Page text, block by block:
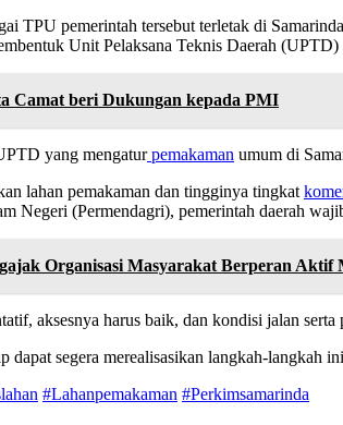
TPU pemerintah tersebut terletak di
Unit Pelaksana Teknis Daerah
Camat beri Dukungan kepada PMI
yang mengaturpemakaman umum di
lahan pemakaman dan tingginya tingkat
Negeri (Permendagri), pemerintah daerah
Organisasi Masyarakat Berperan Aktif
aksesnya harus baik, dan kondisi jalan
dapat segera merealisasikan langkah-
#Lahanpemakaman #Perkimsamarinda